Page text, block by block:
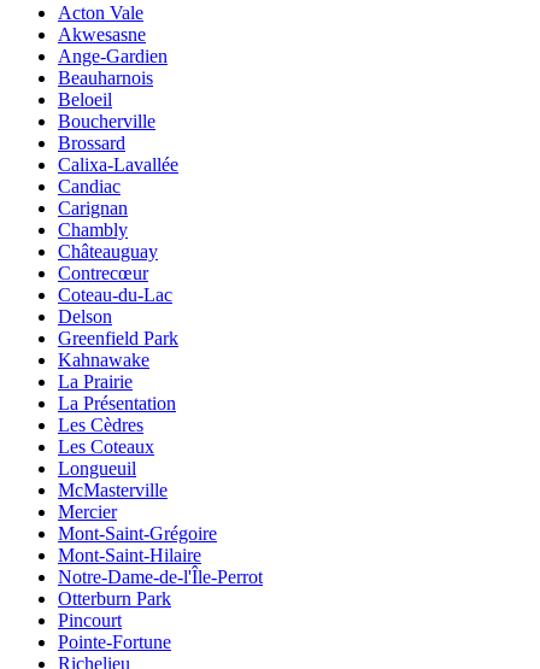
Acton Vale
Akwesasne
Ange-Gardien
Beauharnois
Beloeil
Boucherville
Brossard
Calixa-Lavallée
Candiac
Carignan
Chambly
Châteauguay
Contrecœur
Coteau-du-Lac
Delson
Greenfield Park
Kahnawake
La Prairie
La Présentation
Les Cèdres
Les Coteaux
Longueuil
McMasterville
Mercier
Mont-Saint-Grégoire
Mont-Saint-Hilaire
Notre-Dame-de-l'Île-Perrot
Otterburn Park
Pincourt
Pointe-Fortune
Richelieu